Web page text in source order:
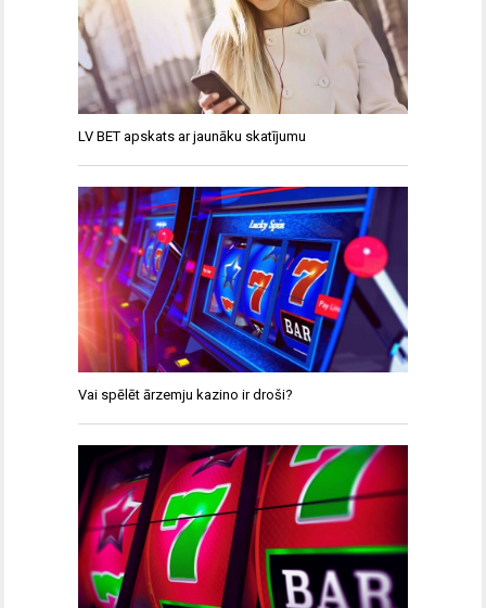
LV BET apskats ar jaunāku skatījumu
Vai spēlēt ārzemju kazino ir droši?